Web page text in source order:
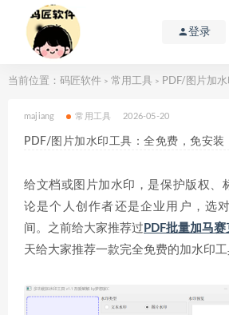
登录
当前位置： 码匠软件 > 常用工具 > PDF/图片加水印
majiang 常用工具 2026-05-20
PDF/图片加水印工具：全免费，免安装
给文档或图片加水印，是保护版权、
论是个人创作者还是企业用户，选
间。之前给大家推荐过 PDF批量加马
天给大家推荐一款完全免费的加水印